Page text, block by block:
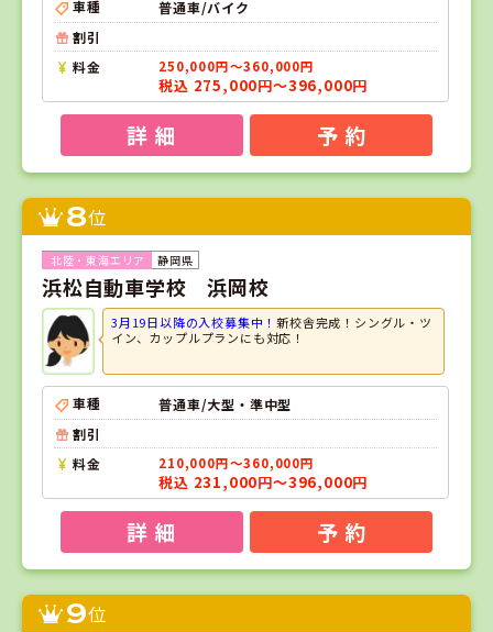
車種
普通車/バイク
割引
料金
250,000円～360,000円
税込 275,000円～396,000円
詳 細 予 約
8位
静岡県
浜松自動車学校 浜岡校
3月19日以降の入校募集中！新校舎完成！シングル・ツ
イン、カップルプランにも対応！
車種
普通車/大型・準中型
割引
料金
210,000円～360,000円
税込 231,000円～396,000円
詳 細 予 約
9位